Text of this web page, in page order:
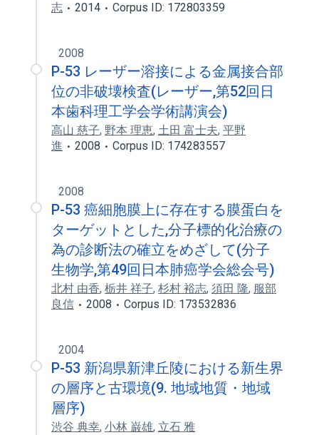
志
2014 Corpus ID: 172803359
2008
P-53 レーザー溶接による金属接合部
位の非破壊検査(レーザー,第52回日
本歯科理工学会学術講演会)
高山 慈子, 野本 理恵, 土田 富士夫, 平野
進
2008 Corpus ID: 174283557
2008
P-53 癌細胞膜上に存在する膜蛋白を
ターゲットとした,分子標的化治療の
為の診断法の確立をめざして(分子
生物学,第49回日本肺癌学会総会号)
北村 由香, 栃井 祥子, 杉村 裕志, 須田 隆, 服部
良信
2008 Corpus ID: 173532836
2004
P-53 新潟県新津丘陵における新生界
の層序と古環境(9. 地域地質・地域
層序)
渋谷 典幸, 小林 巌雄, 立石 雅